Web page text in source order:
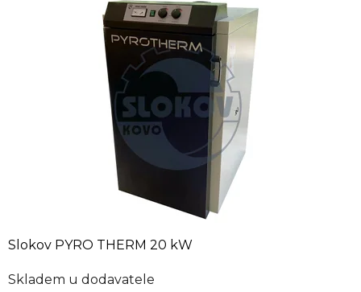
Slokov PYRO THERM 20 kW
Skladem u dodavatele